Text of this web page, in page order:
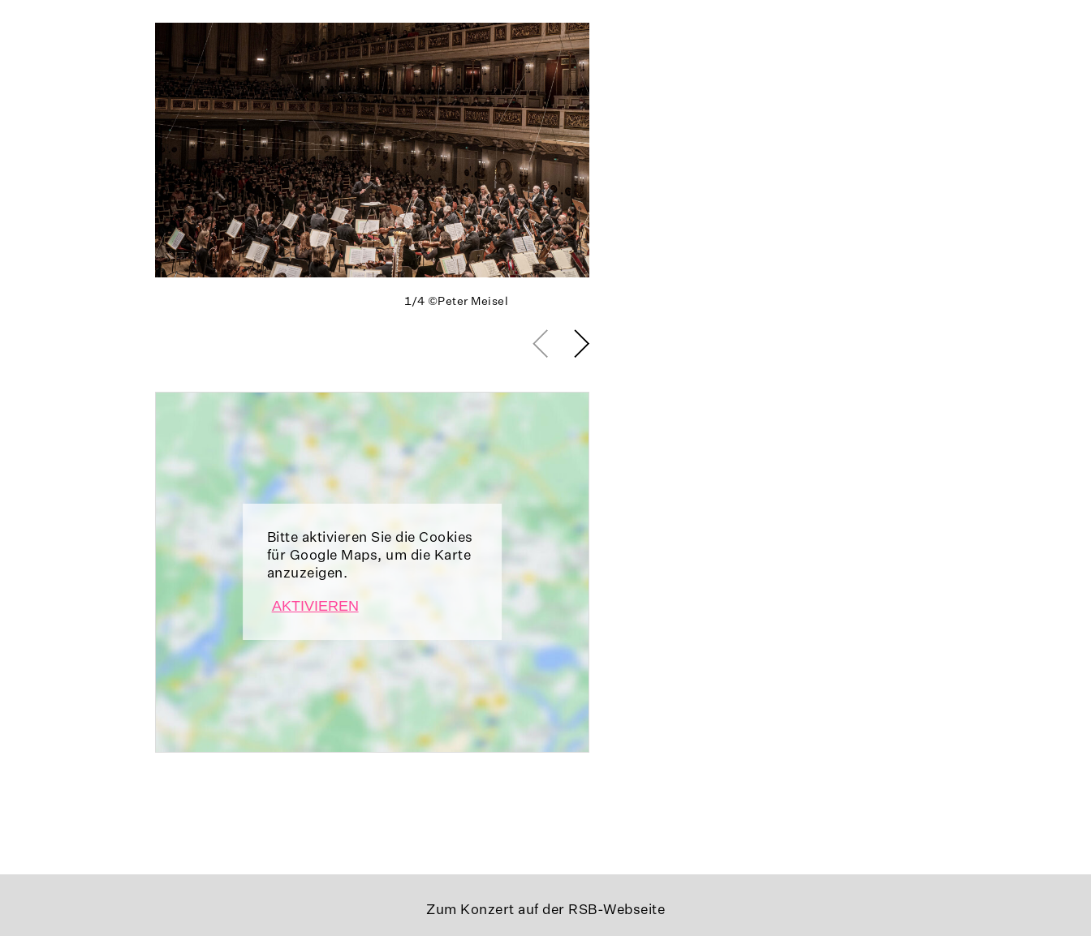
1/4 ©Peter Meisel
Bitte aktivieren Sie die Cookies
für Google Maps, um die Karte
anzuzeigen.
AKTIVIEREN
Zum Konzert auf der RSB-Webseite